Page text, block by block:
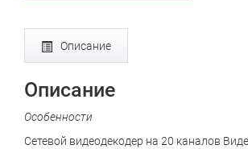
Описание
Описание
Особенности
Сетевой видеодекодер на 20 каналов